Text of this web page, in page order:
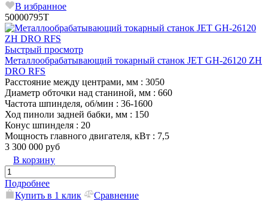
В избранное
50000795T
Быстрый просмотр
Металлообрабатывающий токарный станок JET GH-26120 ZH
DRO RFS
Расстояние между центрами, мм : 3050
Диаметр обточки над станиной, мм : 660
Частота шпинделя, об/мин : 36-1600
Ход пиноли задней бабки, мм : 150
Конус шпинделя : 20
Мощность главного двигателя, кВт : 7,5
3 300 000 руб
В корзину
Подробнее
Купить в 1 клик
Сравнение